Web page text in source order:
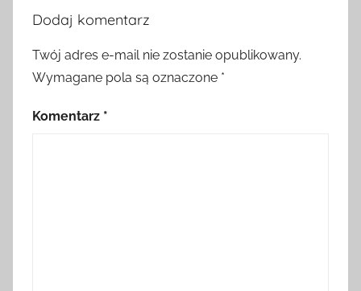
Dodaj komentarz
Twój adres e-mail nie zostanie opublikowany.
Wymagane pola są oznaczone *
Komentarz *